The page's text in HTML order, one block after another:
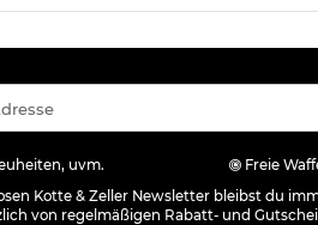
uvm. Freie
Kotte & Zeller Newsletter bleibst du
von regelmäßigen Rabatt- und